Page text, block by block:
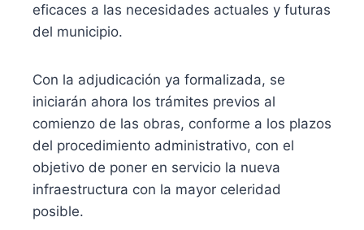
eficaces a las necesidades actuales y futuras
del municipio.
Con la adjudicación ya formalizada, se
iniciarán ahora los trámites previos al
comienzo de las obras, conforme a los plazos
del procedimiento administrativo, con el
objetivo de poner en servicio la nueva
infraestructura con la mayor celeridad
posible.